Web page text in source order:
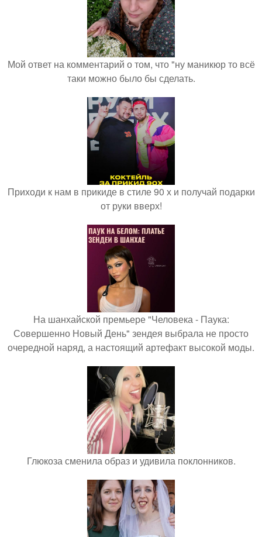
Мой ответ на комментарий о том, что "ну маникюр то всё
таки можно было бы сделать.
Приходи к нам в прикиде в стиле 90 х и получай подарки
от руки вверх!
На шанхайской премьере "Человека - Паука:
Совершенно Новый День" зендея выбрала не просто
очередной наряд, а настоящий артефакт высокой моды.
Глюкоза сменила образ и удивила поклонников.